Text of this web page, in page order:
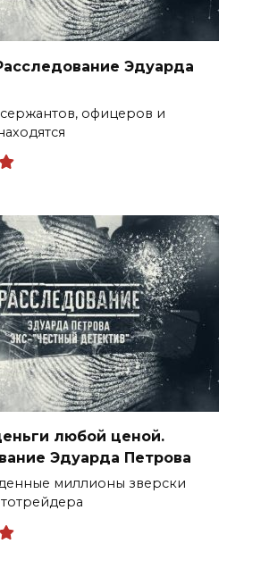
Эдуарда
офицеров и
любой ценой.
Эдуарда Петрова
миллионы зверски